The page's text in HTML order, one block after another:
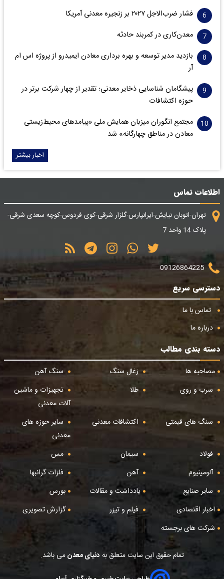
فشار ضرب‌الاجل ۲۰۲۷ بر زنجیره معدنی آمریکا
معدن‌کاری در کمربند حادثه
بازدید مدیر توسعه و بهره برداری معادن ایمیدرو از پروژه اس ام
آر
پیشگامان شناسایی ذخایر معدنی؛ تقدیر از چهار شرکت برتر در
حوزه اکتشافات‌
مجتمع انگوران میزبان همایش ملی «پیامدهای محیط‌زیستی
معادن در مناطق چهارگانه» شد
اخبار بیشتر
اطلاعات تماس
تهران-اتوبان نیایش-ایرانپارس-گلزار شرقی-کوی فردوس-کوچه سعدی شرقی-
پلاک 14 واحد 7
09126864225
دسترسی سریع
تماس با ما
درباره ما
دسته بندی مطالب
مصاحبه ها
زغال سنگ
سنگ آهن
سرب و روی
طلا
تجهیزات و ماشین
آلات معدنی
سنگ های قیمتی
اکتشافات معدنی
سایر حوزه های
معدنی
فولاد
سیمان
مس
آلومینیوم
آهن
فلزات گرانبها
سایر صنایع
یادداشت و مقالات
بورس
اخبار اقتصادی
فیلم و تیزر
گزارش تصویری
شرکت های برجسته
تمام حقوق این سایت متعلق به دنیای معدنمی باشد.